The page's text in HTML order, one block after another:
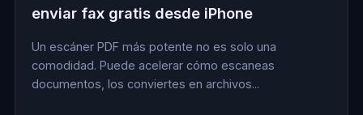
enviar fax gratis desde iPhone
Un escáner PDF más potente no es solo una
comodidad. Puede acelerar cómo escaneas
documentos, los conviertes en archivos...